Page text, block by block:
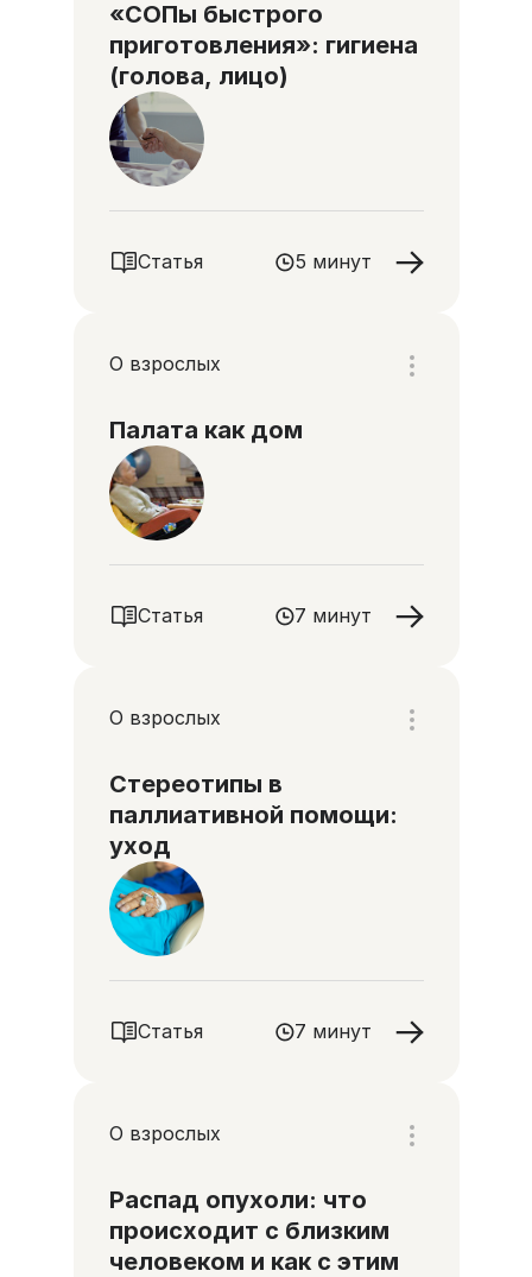
«СОПы быстрого
приготовления»: гигиена
(голова, лицо)
Статья 5 минут
О взрослых
Палата как дом
Статья 7 минут
О взрослых
Стереотипы в
паллиативной помощи:
уход
Статья 7 минут
О взрослых
Распад опухоли: что
происходит с близким
человеком и как с этим